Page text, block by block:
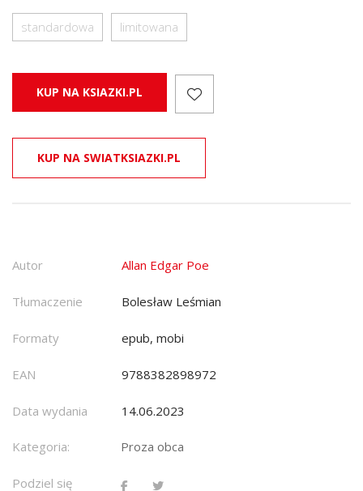
standardowa limitowana
KUP NA KSIAZKI.PL
KUP NA SWIATKSIAZKI.PL
Autor Allan Edgar Poe
Tłumaczenie Bolesław Leśmian
Formaty epub, mobi
EAN 9788382898972
Data wydania 14.06.2023
Kategoria: Proza obca
Podziel się